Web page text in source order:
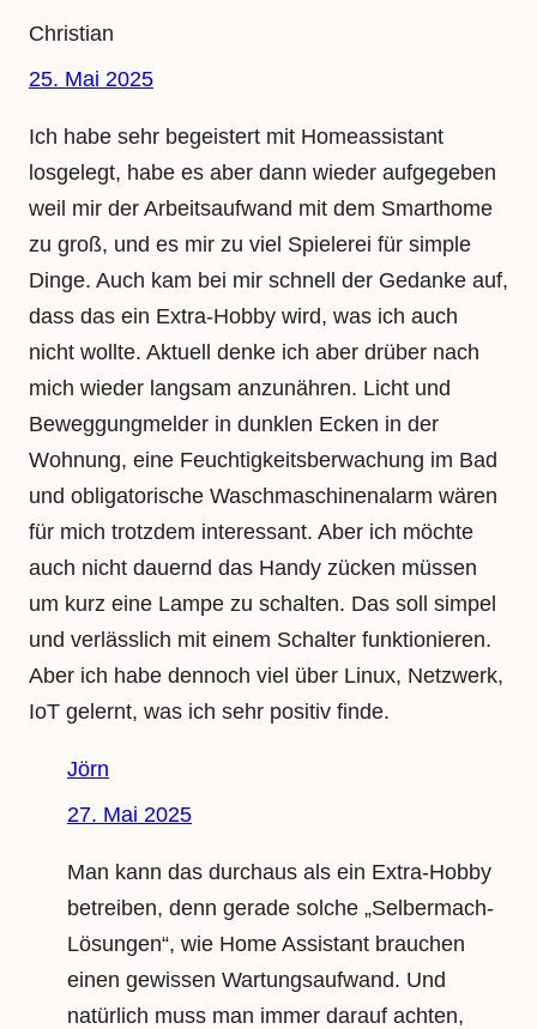
Christian
25. Mai 2025
Ich habe sehr begeistert mit Homeassistant
losgelegt, habe es aber dann wieder aufgegeben
weil mir der Arbeitsaufwand mit dem Smarthome
zu groß, und es mir zu viel Spielerei für simple
Dinge. Auch kam bei mir schnell der Gedanke auf,
dass das ein Extra-Hobby wird, was ich auch
nicht wollte. Aktuell denke ich aber drüber nach
mich wieder langsam anzunähren. Licht und
Beweggungmelder in dunklen Ecken in der
Wohnung, eine Feuchtigkeitsberwachung im Bad
und obligatorische Waschmaschinenalarm wären
für mich trotzdem interessant. Aber ich möchte
auch nicht dauernd das Handy zücken müssen
um kurz eine Lampe zu schalten. Das soll simpel
und verlässlich mit einem Schalter funktionieren.
Aber ich habe dennoch viel über Linux, Netzwerk,
IoT gelernt, was ich sehr positiv finde.
Jörn
27. Mai 2025
Man kann das durchaus als ein Extra-Hobby
betreiben, denn gerade solche „Selbermach-
Lösungen“, wie Home Assistant brauchen
einen gewissen Wartungsaufwand. Und
natürlich muss man immer darauf achten,